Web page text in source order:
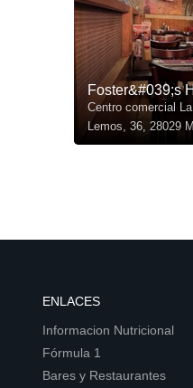
Foster&#039;s
Centro comercial
Lemos, 36, 28029
ENLACES
Informacion Nutricional
Fórmula 1
Bares y Restaurantes